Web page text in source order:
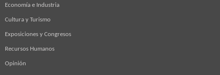
Economía e Industria
Cultura y Turismo
Exposiciones y Congresos
Recursos Humanos
Opinión